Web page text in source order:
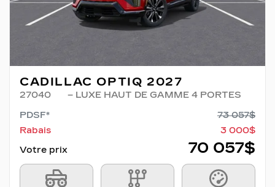
CADILLAC OPTIQ 2027
27040
– LUXE HAUT DE GAMME 4 PORTES
PDSF*
73 057$
Rabais
3 000$
Votre prix
70 057$